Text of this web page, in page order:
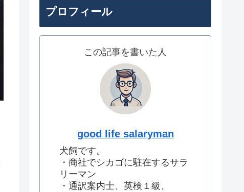
プロフィール
この記事を書いた人
good life salaryman
犬飼です。
・商社でシカゴに駐在するサラ
リーマン
・通訳案内士、英検１級、